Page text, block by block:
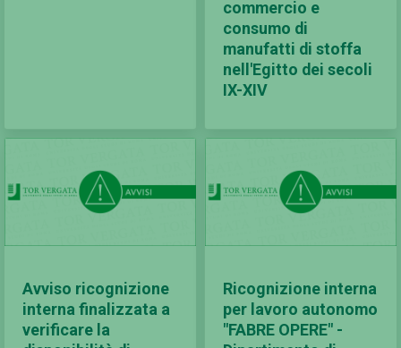
commercio e
consumo di
manufatti di stoffa
nell'Egitto dei secoli
IX-XIV
Avviso ricognizione
interna finalizzata a
verificare la
Ricognizione interna
per lavoro autonomo
"FABRE OPERE" -